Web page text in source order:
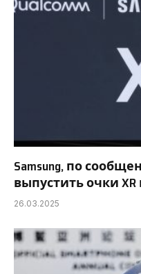
Samsung, по
выпустить очки XR
26.03.2025